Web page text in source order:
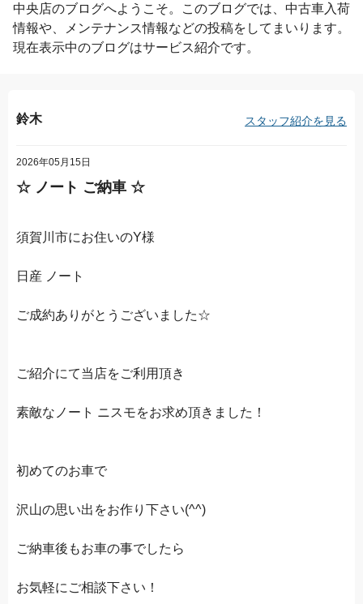
中央店のブログへようこそ。このブログでは、中古車入荷
情報や、メンテナンス情報などの投稿をしてまいります。
現在表示中のブログはサービス紹介です。
鈴木 スタッフ紹介を見る
2026年05月15日
☆ ノート ご納車 ☆
須賀川市にお住いのY様
日産 ノート
ご成約ありがとうございました☆
ご紹介にて当店をご利用頂き
素敵なノート ニスモをお求め頂きました！
初めてのお車で
沢山の思い出をお作り下さい(^^)
ご納車後もお車の事でしたら
お気軽にご相談下さい！